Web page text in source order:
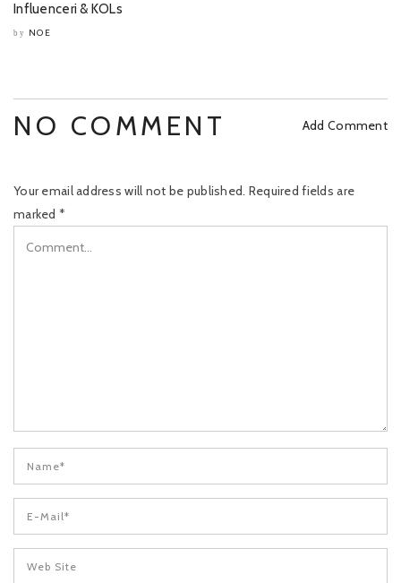
Influenceri & KOLs
by NOE
NO COMMENT Add Comment
Your email address will not be published. Required fields are
marked *